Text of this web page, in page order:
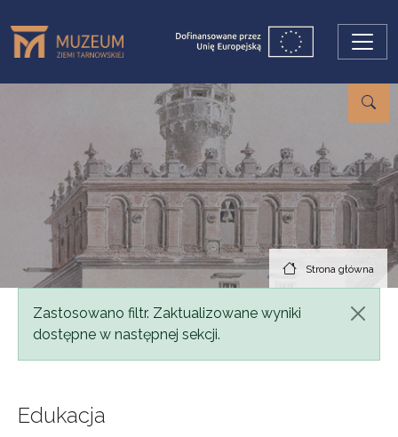
Strona główna
Komunikat
Zastosowano filtr. Zaktualizowane wyniki
dostępne w następnej sekcji.
Edukacja